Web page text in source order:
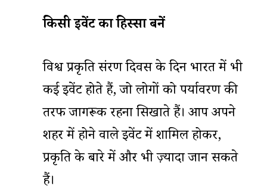
किसीइवेंटकाहिस्साबनें
विश्व प्रकृति संरक्षण दिवस के दिन भारत में भी
कई इवेंट होते हैं, जो लोगों को पर्यावरण की
तरफ जागरूक रहना सिखाते हैं। आप अपने
शहर में होने वाले इवेंट में शामिल होकर,
प्रकृति के बारे में और भी ज़्यादा जान सकते
हैं।